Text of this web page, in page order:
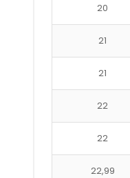
20
21
21
22
22
22,99